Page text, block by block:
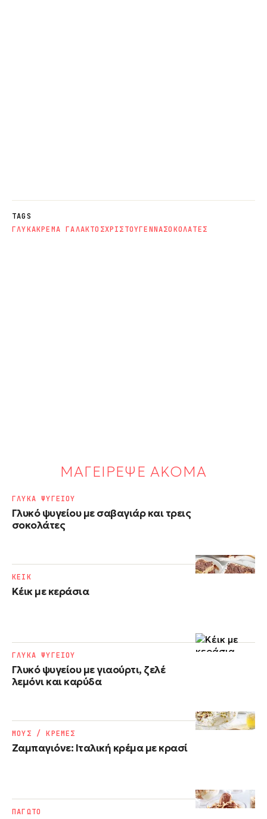
TAGS
ΓΛΥΚΑΚΡΕΜΑ ΓΑΛΑΚΤΟΣΧΡΙΣΤΟΥΓΕΝΝΑΣΟΚΟΛΑΤΕΣ
ΜΑΓΕΙΡΕΨΕ ΑΚΟΜΑ
Γλυκό ψυγείου με σαβαγιάρ και τρεις
σοκολάτες
ΓΛΥΚΑ ΨΥΓΕΙΟΥ
Κέικ με κεράσια
ΚΕΙΚ
Γλυκό ψυγείου με γιαούρτι, ζελέ
λεμόνι και καρύδα
ΓΛΥΚΑ ΨΥΓΕΙΟΥ
Ζαμπαγιόνε: Ιταλική κρέμα με κρασί
ΜΟΥΣ / ΚΡΕΜΕΣ
ΠΑΓΩΤΟ